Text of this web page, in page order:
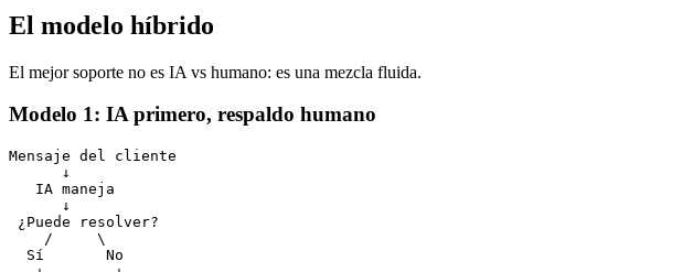
El modelo híbrido
El mejor soporte no es IA vs humano: es una mezcla fluida.
Modelo 1: IA primero, respaldo humano
Mensaje del cliente
      ↓
   IA maneja
      ↓
¿Puede resolver?
    /     \
  Sí       No